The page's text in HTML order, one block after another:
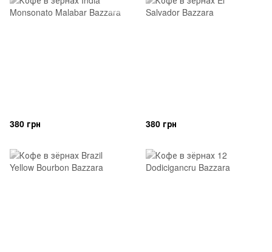
380 грн 380 грн